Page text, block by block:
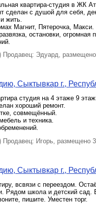
квартира-студия в ЖК
сделан с душой для себя,
жить.
Магнит, Пятерочка,
остановки, огромная
Продавец: Эдуард,
Сыктывкар г.,
студия на 4 этаже 9
хороший ремонт.
совмещённый.
и техника.
Игорь, размещено
Сыктывкар г.,
всвязи с переездом.
Рядом школа и детский сад.
пишите. Уместен торг.